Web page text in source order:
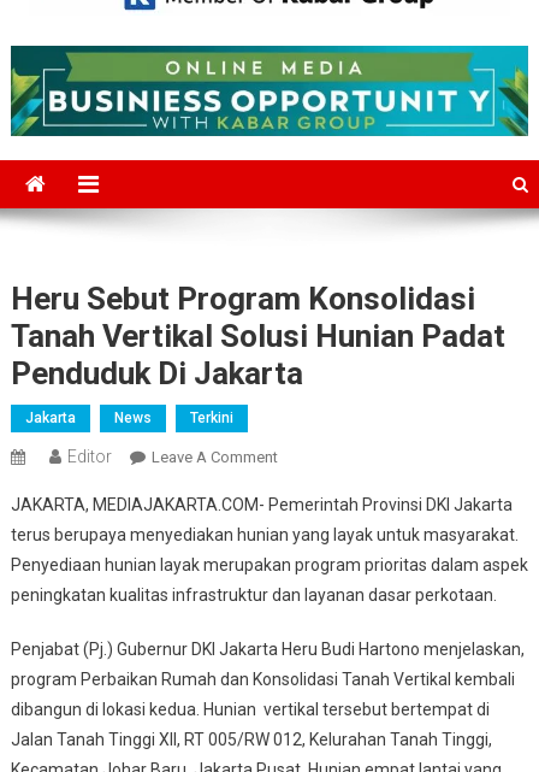
Mediajakarta.com
Heru Sebut Program Konsolidasi
Tanah Vertikal Solusi Hunian Padat
Penduduk Di Jakarta
Jakarta News Terkini
Editor Leave A CommentOn
Sebut
Program
Konsolidasi
Tanah
Solusi
Hunian
Padat
Penduduk
JAKARTA, MEDIAJAKARTA.COM- Pemerintah Provinsi DKI Jakarta
terus berupaya menyediakan hunian yang layak untuk masyarakat.
Penyediaan hunian layak merupakan program prioritas dalam aspek
peningkatan kualitas infrastruktur dan layanan dasar perkotaan.
Penjabat (Pj.) Gubernur DKI Jakarta Heru Budi Hartono menjelaskan,
program Perbaikan Rumah dan Konsolidasi Tanah Vertikal kembali
dibangun di lokasi kedua. Hunian vertikal tersebut bertempat di
Jalan Tanah Tinggi XII, RT 005/RW 012, Kelurahan Tanah Tinggi,